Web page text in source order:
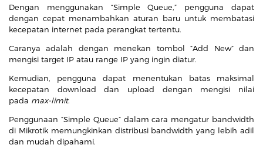
Dengan menggunakan “Simple Queue,” pengguna dapat
dengan cepat menambahkan aturan baru untuk membatasi
kecepatan internet pada perangkat tertentu.
Caranya adalah dengan menekan tombol “Add New” dan
mengisi target IP atau range IP yang ingin diatur.
Kemudian, pengguna dapat menentukan batas maksimal
kecepatan download dan upload dengan mengisi nilai
pada max-limit.
Penggunaan “Simple Queue” dalam cara mengatur bandwidth
di Mikrotik memungkinkan distribusi bandwidth yang lebih adil
dan mudah dipahami.